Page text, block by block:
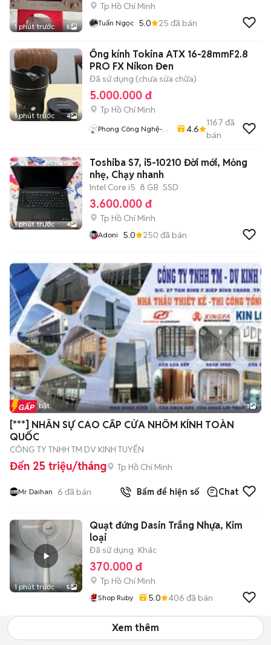
1 phút trước 5
Tp Hồ Chí Minh
Tuấn Ngọc 5.0 25 đã bán
1 phút trước 4
Ống kính Tokina ATX 16-28mmF2.8
PRO FX Nikon Đen
Đã sử dụng (chưa sửa chữa)
5.000.000 đ
Tp Hồ Chí Minh
Phong Công Nghệ-
4.6
1167 đã
bán
1 phút trước 4
Toshiba S7, i5-10210 Đời mới, Mỏng
nhẹ, Chạy nhanh
Intel Core i5 8 GB SSD
3.600.000 đ
Tp Hồ Chí Minh
Adoni 5.0 250 đã bán
Tin nổi bật 1
[***] NHÂN SỰ CAO CẤP CỬA NHÔM KÍNH TOÀN
QUỐC
CÔNG TY TNHH TM DV KINH TUYẾN
Đến 25 triệu/tháng Tp Hồ Chí Minh
Mr Daihan 6 đã bán Bấm để hiện số Chat
1 phút trước 5
Quạt đứng Dasin Trắng Nhựa, Kim
loại
Đã sử dụng Khác
370.000 đ
Tp Hồ Chí Minh
Shop Ruby 5.0 406 đã bán
Xem thêm